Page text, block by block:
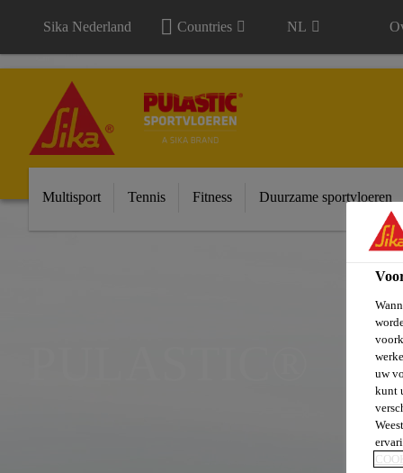
Sika Nederland Countries NL
Multisport Tennis Fitness Duurzame sportvloeren
uw
kunt